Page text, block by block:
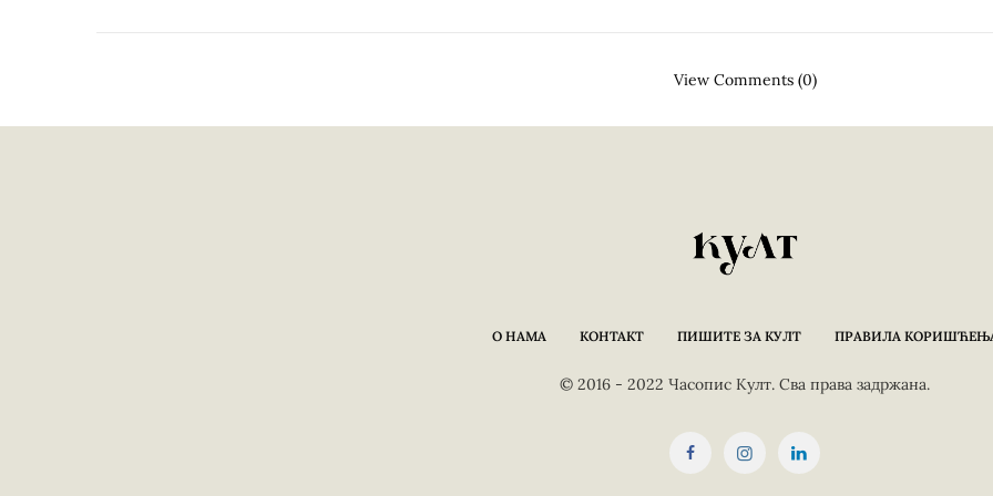
View Comments (0)
О НАМА КОНТАКТ ПИШИТЕ ЗА КУЛТ ПРАВИЛА
© 2016 - 2022 Часопис Култ. Сва права задржана.